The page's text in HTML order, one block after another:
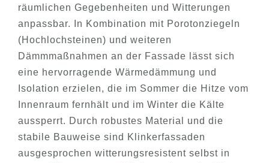
räumlichen Gegebenheiten und Witterungen
anpassbar. In Kombination mit Porotonziegeln
(Hochlochsteinen) und weiteren
Dämmmaßnahmen an der Fassade lässt sich
eine hervorragende Wärmedämmung und
Isolation erzielen, die im Sommer die Hitze vom
Innenraum fernhält und im Winter die Kälte
aussperrt. Durch robustes Material und die
stabile Bauweise sind Klinkerfassaden
ausgesprochen witterungsresistent selbst in